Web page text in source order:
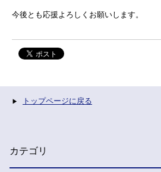
今後とも応援よろしくお願いします。
トップページに戻る
カテゴリ